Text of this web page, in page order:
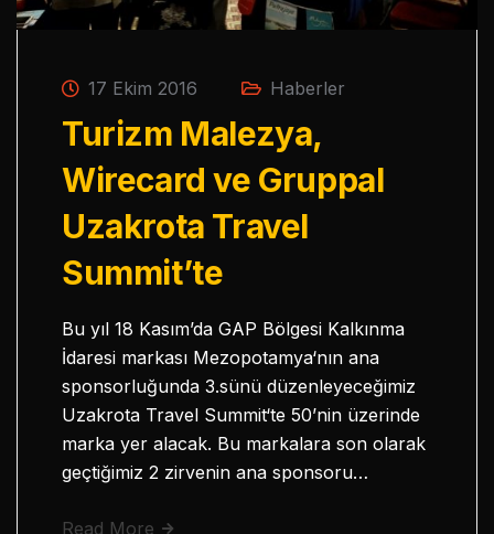
17 Ekim 2016 Haberler
Turizm Malezya,
Wirecard ve Gruppal
Uzakrota Travel
Summit’te
Bu yıl 18 Kasım’da GAP Bölgesi Kalkınma
İdaresi markası Mezopotamya‘nın ana
sponsorluğunda 3.sünü düzenleyeceğimiz
Uzakrota Travel Summit‘te 50’nin üzerinde
marka yer alacak. Bu markalara son olarak
geçtiğimiz 2 zirvenin ana sponsoru…
Read More